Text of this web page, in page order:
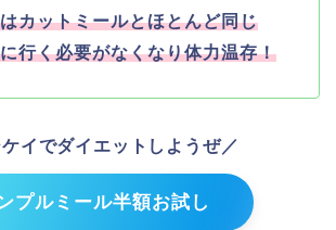
カットミールとほとんど同じ
行く必要がなくなり体力温存！
イでダイエットしようぜ／
プルミール半額お試し